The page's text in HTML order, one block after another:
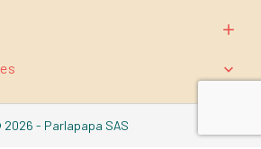


- Parlapapa SAS